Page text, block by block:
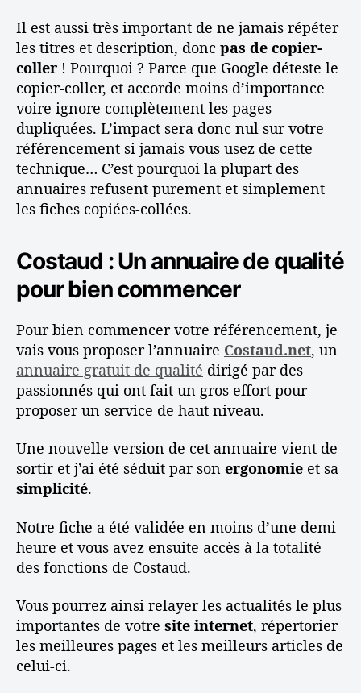
Il est aussi très important de ne jamais répéter
les titres et description, donc pas de copier-
coller ! Pourquoi ? Parce que Google déteste le
copier-coller, et accorde moins d’importance
voire ignore complètement les pages
dupliquées. L’impact sera donc nul sur votre
référencement si jamais vous usez de cette
technique… C’est pourquoi la plupart des
annuaires refusent purement et simplement
les fiches copiées-collées.
Costaud : Un annuaire de qualité
pour bien commencer
Pour bien commencer votre référencement, je
vais vous proposer l’annuaire Costaud.net, un
annuaire gratuit de qualité dirigé par des
passionnés qui ont fait un gros effort pour
proposer un service de haut niveau.
Une nouvelle version de cet annuaire vient de
sortir et j’ai été séduit par son ergonomie et sa
simplicité.
Notre fiche a été validée en moins d’une demi
heure et vous avez ensuite accès à la totalité
des fonctions de Costaud.
Vous pourrez ainsi relayer les actualités le plus
importantes de votre site internet, répertorier
les meilleures pages et les meilleurs articles de
celui-ci.